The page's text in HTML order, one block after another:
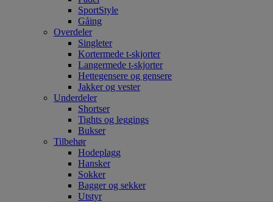
SportStyle
Gåing
Overdeler
Singleter
Kortermede t-skjorter
Langermede t-skjorter
Hettegensere og gensere
Jakker og vester
Underdeler
Shortser
Tights og leggings
Bukser
Tilbehør
Hodeplagg
Hansker
Sokker
Bagger og sekker
Utstyr